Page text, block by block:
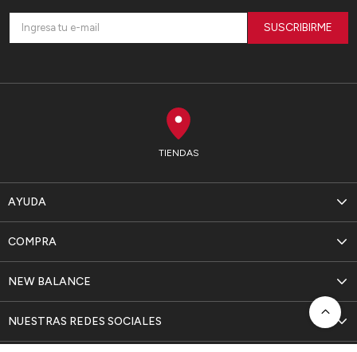
TIENDAS
AYUDA
NEW BALANCE
COMPRA
NUESTRAS REDES SOCIALES
SUSCRIBIRME